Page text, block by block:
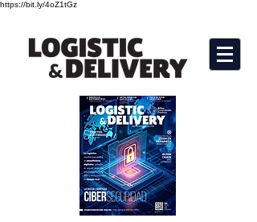
https://bit.ly/4oZ1tGz